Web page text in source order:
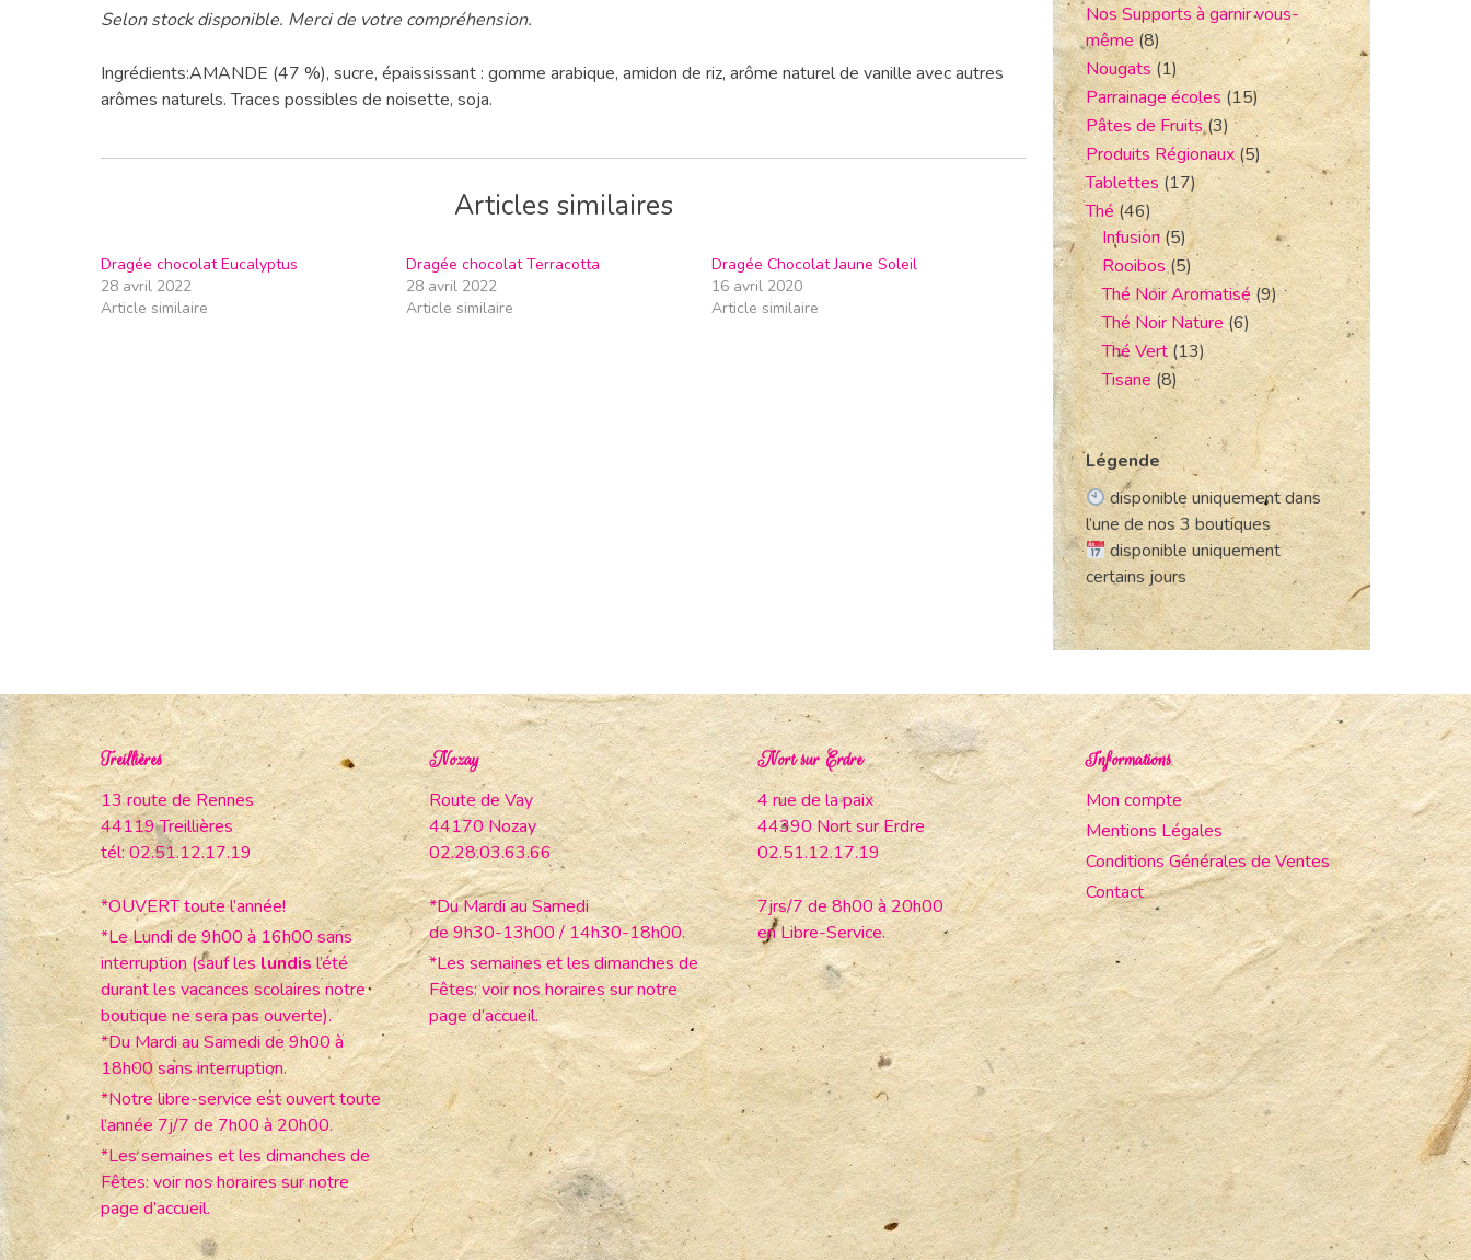
Selon stock disponible. Merci de votre compréhension.
Ingrédients:AMANDE (47 %), sucre, épaississant : gomme arabique, amidon de riz, arôme naturel de vanille avec autres
arômes naturels. Traces possibles de noisette, soja.
Articles similaires
Dragée chocolat Eucalyptus
28 avril 2022
Article similaire
Dragée chocolat Terracotta
28 avril 2022
Article similaire
Dragée Chocolat Jaune Soleil
16 avril 2020
Article similaire
Nos Supports à garnir vous-
même (8)
Nougats (1)
Parrainage écoles (15)
Pâtes de Fruits (3)
Produits Régionaux(5)
Tablettes (17)
Thé (46)
Infusion (5)
Rooibos (5)
Thé Noir Aromatisé (9)
Thé Noir Nature (6)
Thé Vert (13)
Tisane (8)
Légende
disponible uniquement dans
l’une de nos 3 boutiques
disponible uniquement
certains jours
Treillières
13 route de Rennes
44119 Treillières
tél: 02.51.12.17.19
*OUVERT toute l’année!
*Le Lundi de 9h00 à 16h00 sans
interruption (sauf leslundisl’été
durant les vacances scolaires notre
boutique ne sera pas ouverte).
*Du Mardi au Samedi de 9h00 à
18h00 sans interruption.
*Notre libre-service est ouvert toute
l’année 7j/7 de 7h00 à 20h00.
*Les semaines et les dimanches de
Fêtes: voir nos horaires sur notre
page d’accueil.
Nozay
Route de Vay
44170 Nozay
02.28.03.63.66
*Du Mardi au Samedi
de 9h30-13h00 / 14h30-18h00.
*Les semaines et les dimanches de
Fêtes: voir nos horaires sur notre
page d’accueil.
Nort sur Erdre
4 rue de la paix
44390 Nort sur Erdre
02.51.12.17.19
7jrs/7 de 8h00 à 20h00
en Libre-Service.
Informations
Mon compte
Mentions Légales
Conditions Générales de Ventes
Contact